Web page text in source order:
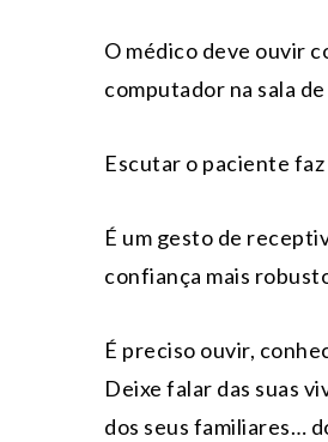
O médico deve ouvir
computador na sala
Escutar o paciente
É um gesto de
confiança mais
É preciso ouvir,
Deixe falar das suas
dos seus familiares…